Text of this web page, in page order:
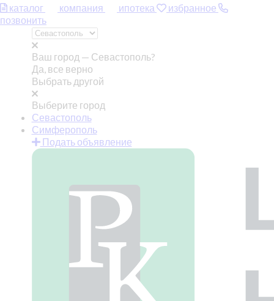
каталог компания ипотека
избранное
позвонить
Ваш город — Севастополь?
Да, все верно
Выбрать другой
Выберите город
Севастополь
Симферополь
Подать объявление